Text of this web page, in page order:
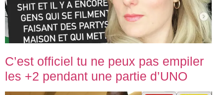
C’est officiel tu ne peux pas empiler
les +2 pendant une partie d’UNO